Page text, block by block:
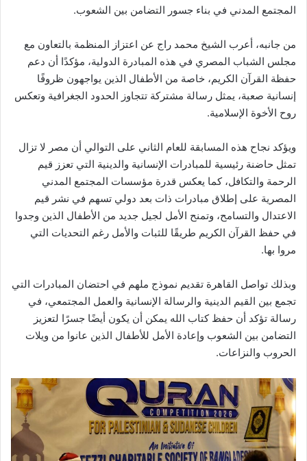
المجتمع المدني في بناء جسور التضامن بين الشعوب.
من جانبه، أعرب الشيخ محمد راج عن اعتزاز المنظمة بالتعاون مع
مجلس الشباب المصري في هذه المبادرة الدولية، مؤكدًا أن دعم
حفظة القرآن الكريم، خاصة من الأطفال الذين يواجهون ظروفًا
إنسانية صعبة، يمثل رسالة مشتركة تتجاوز الحدود الجغرافية وتعكس
روح الأخوة الإسلامية.
ويؤكد نجاح هذه المسابقة للعام الثاني على التوالي أن مصر لا تزال
تمثل حاضنة رئيسية للمبادرات الإنسانية والدينية التي تعزز قيم
الرحمة والتكافل، كما يعكس قدرة مؤسسات المجتمع المدني
المصرية على إطلاق مبادرات ذات بعد دولي تسهم في نشر قيم
الاعتدال والتسامح، وتمنح الأمل لجيل جديد من الأطفال الذين وجدوا
في حفظ القرآن الكريم طريقًا للثبات والأمل رغم التحديات التي
مروا بها.
وبذلك تواصل القاهرة تقديم نموذج ملهم في احتضان المبادرات التي
تجمع بين القيم الدينية والرسالة الإنسانية والعمل المجتمعي، في
رسالة تؤكد أن حفظ كتاب الله يمكن أن يكون أيضًا جسرًا لتعزيز
التضامن بين الشعوب وإعادة الأمل للأطفال الذين عانوا من ويلات
الحروب والنزاعات.